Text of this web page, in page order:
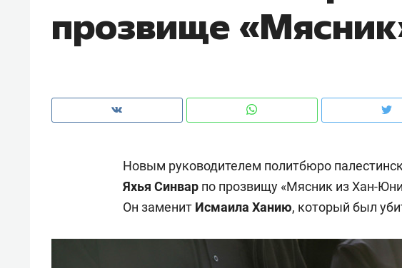
прозвище
Новым руководителем политбюро
Яхья Синвар по прозвищу «Мясник из Хан-
Он заменит Исмаила Ханию, который был
рынки, почему надо знать аксакалов и
чем интересен Оман?
клиентах и
Рекомендуем